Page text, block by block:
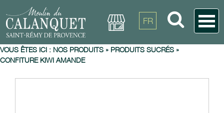
FR
VOUS ÊTES ICI : NOS PRODUITS » PRODUITS SUCRÉS »
CONFITURE KIWI AMANDE